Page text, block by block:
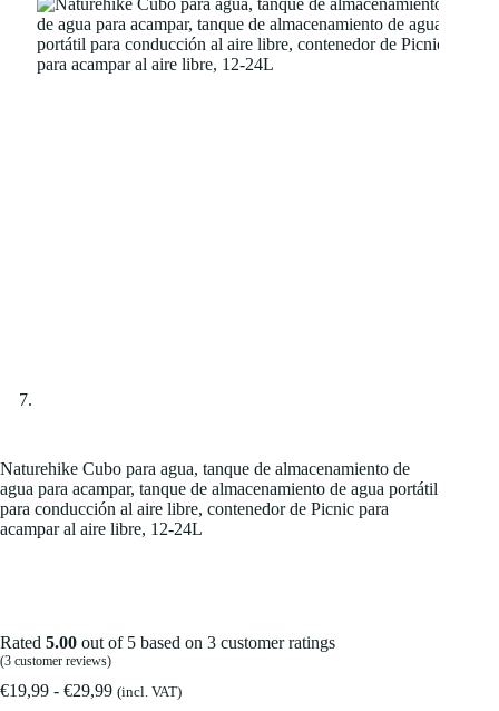
Naturehike Cubo para agua, tanque de almacenamiento de
agua para acampar, tanque de almacenamiento de agua portátil
para conducción al aire libre, contenedor de Picnic para
acampar al aire libre, 12-24L
Rated 5.00 out of 5 based on 3 customer ratings
(3 customer reviews)
€19,99 - €29,99 (incl. VAT)